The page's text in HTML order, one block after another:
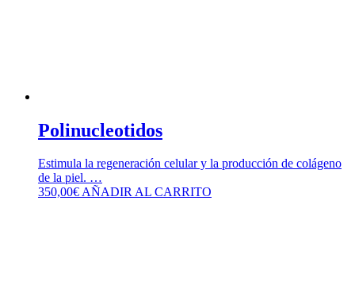
Polinucleotidos
Estimula la regeneración celular y la producción de colágeno
de la piel. …
350,00€AÑADIR AL CARRITO